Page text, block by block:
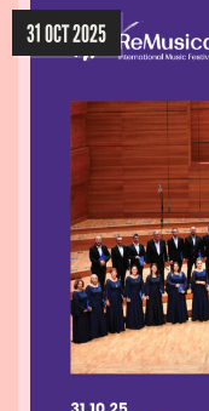
31 OCT 2025